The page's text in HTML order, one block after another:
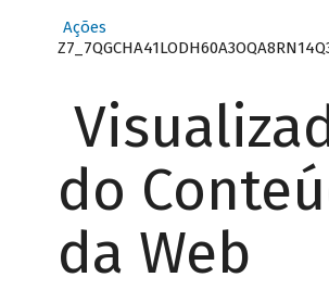
Ações
do
da Web